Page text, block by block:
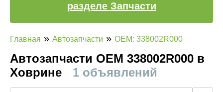
разделе Запчасти
Главная » Автозапчасти » OEM: 338002R000
Автозапчасти ОЕМ 338002R000 в
Ховрине
1 объявлений